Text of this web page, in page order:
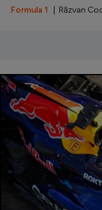
Alte
Intră
Formula 1 | Răzvan